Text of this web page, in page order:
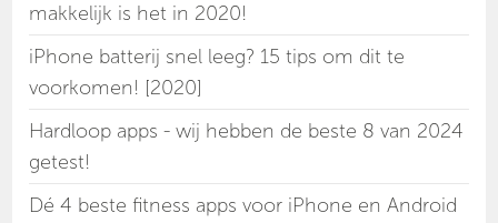
makkelijk is het in 2020!
iPhone batterij snel leeg? 15 tips om dit te
voorkomen! [2020]
Hardloop apps - wij hebben de beste 8 van 2024
getest!
Dé 4 beste fitness apps voor iPhone en Android